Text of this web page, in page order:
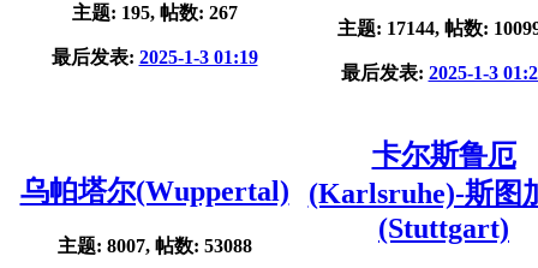
主题: 195, 帖数: 267
最后发表: 2025-1-3 01:19
主题: 17144, 帖数:
最后发表: 2025-1-3
乌帕塔尔(Wuppertal)
主题: 8007, 帖数: 53088
卡尔斯鲁厄
(Karlsruhe)-斯图
(Stuttgart)